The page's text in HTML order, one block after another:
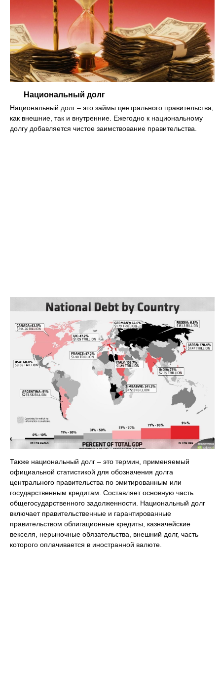
Национальный долг
Национальный долг – это займы центрального правительства,
как внешние, так и внутренние. Ежегодно к национальному
долгу добавляется чистое заимствование правительства.
Также национальный долг – это термин, применяемый
официальной статистикой для обозначения долга
центрального правительства по эмитированным или
государственным кредитам. Составляет основную часть
общегосударственного задолженности. Национальный долг
включает правительственные и гарантированные
правительством облигационные кредиты, казначейские
векселя, нерыночные обязательства, внешний долг, часть
которого оплачивается в иностранной валюте.